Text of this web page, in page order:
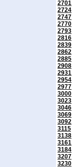
2701
2724
2747
2770
2793
2816
2839
2862
2885
2908
2931
2954
2977
3000
3023
3046
3069
3092
3115
3138
3161
3184
3207
3230